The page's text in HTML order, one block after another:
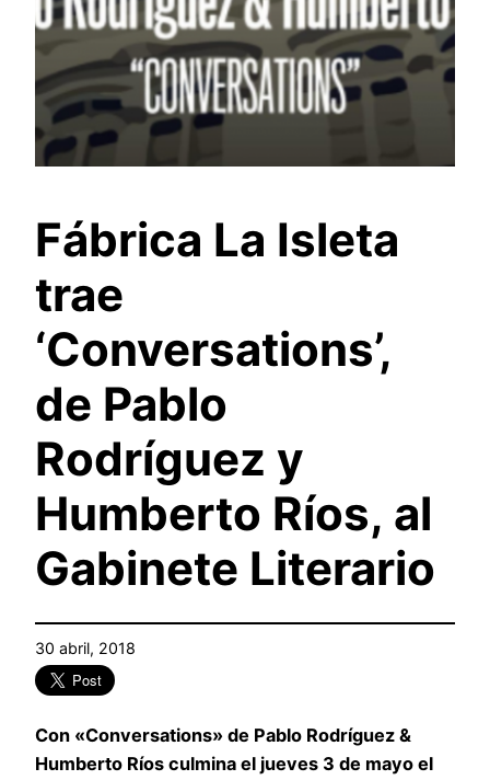
Fábrica La Isleta
trae
‘Conversations’,
de Pablo
Rodríguez y
Humberto Ríos, al
Gabinete Literario
30 abril, 2018
Con «Conversations» de Pablo Rodríguez &
Humberto Ríos culmina el jueves 3 de mayo el